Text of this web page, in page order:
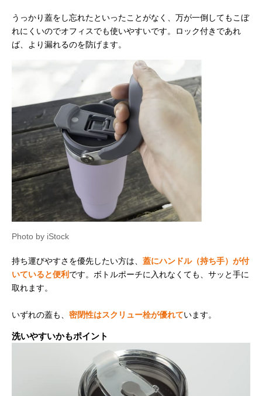
うっかり蓋をし忘れたといったことがなく、万が一倒してもこぼ
れにくいのでオフィスでも使いやすいです。ロック付きであれ
ば、より漏れるのを防げます。
Photo by iStock
持ち運びやすさを優先したい方は、 蓋にハンドル（持ち手）が付
いていると便利 です。ボトルポーチに入れなくても、サッと手に
取れます。
いずれの蓋も、 密閉性はスクリュー栓が優れています。
洗いやすいかもポイント